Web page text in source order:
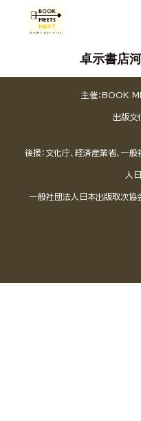
卓示書店
主催：BOOK
出版文
後援：文化庁、経済産業省、一
人
一般社団法人日本出版取次協